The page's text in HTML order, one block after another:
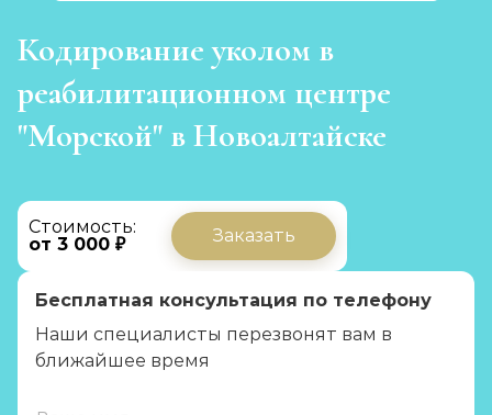
Кодирование уколом в
реабилитационном центре
"Морской" в Новоалтайске
Стоимость:
от 3 000 ₽
Заказать
Бесплатная консультация по телефону
Наши специалисты перезвонят вам в
ближайшее время